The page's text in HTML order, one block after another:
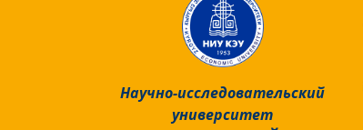
Научно-исследовательский
университет